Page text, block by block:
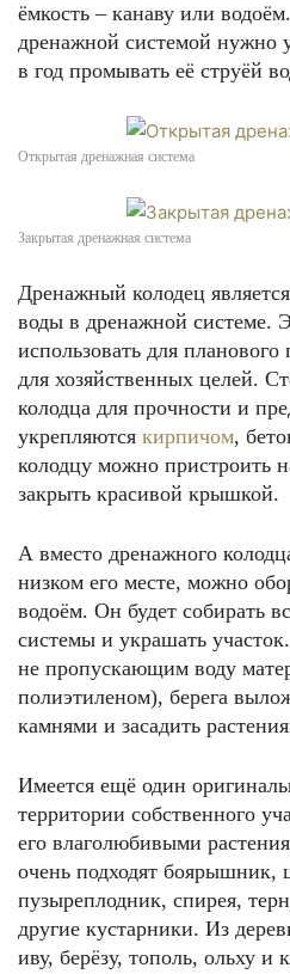
ёмкость – канаву или
дренажной системой нужно
в год промывать её струёй
Открытая дренажная система
Закрытая дренажная система
Дренажный колодец
воды в дренажной системе.
использовать для
для хозяйственных целей.
колодца для прочности и
укрепляются кирпичом,
колодцу можно пристроить
закрыть красивой крышкой.
А вместо дренажного
низком его месте, можно
водоём. Он будет собирать
системы и украшать
не пропускающим воду
полиэтиленом), берега
камнями и засадить
Имеется ещё один
территории собственного
его влаголюбивыми
очень подходят боярышник,
пузыреплодник, спирея,
другие кустарники. Из
иву, берёзу, тополь, ольху